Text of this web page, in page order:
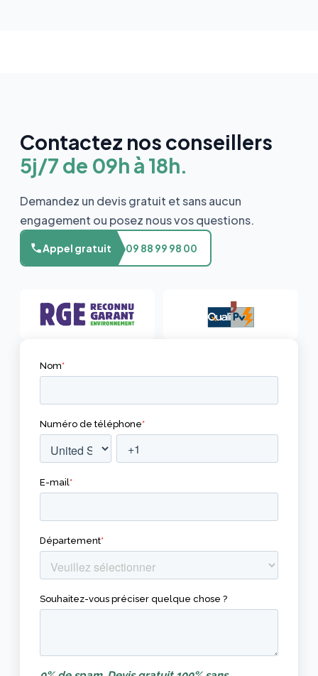
Contactez nos conseillers
5j/7 de 09h à 18h.
Demandez un devis gratuit et sans aucun
engagement ou posez nous vos questions.
Appel gratuit 09 88 99 98 00